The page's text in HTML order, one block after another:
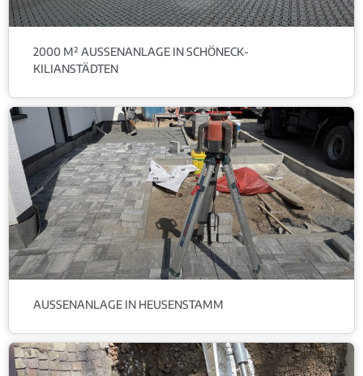
2000 M² AUSSENANLAGE IN SCHÖNECK-K
ILIANSTÄDTEN
AUSSENANLAGE IN HEUSENSTAMM